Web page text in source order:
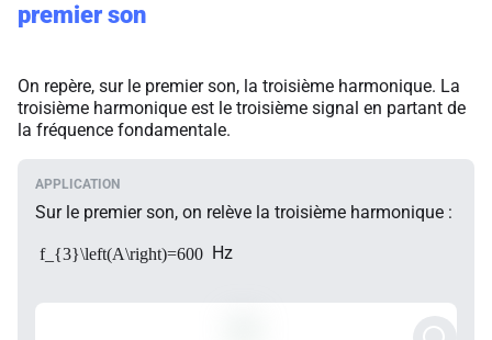
premier son
On repère, sur le premier son, la troisième harmonique. La
troisième harmonique est le troisième signal en partant de
la fréquence fondamentale.
Sur le premier son, on relève la troisième harmonique :
f_{3}\left(A\right)=600 Hz